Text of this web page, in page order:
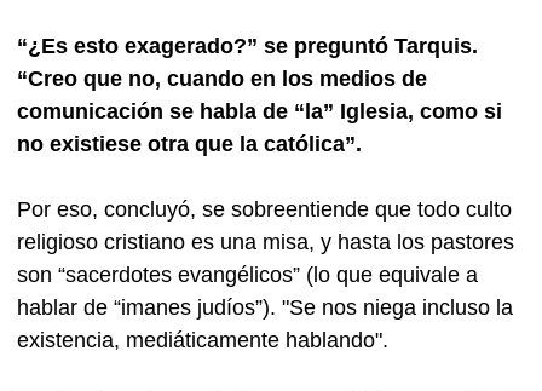
“¿Es esto exagerado?” se preguntó Tarquis.
“Creo que no, cuando en los medios de
comunicación se habla de “la” Iglesia, como si
no existiese otra que la católica”.
Por eso, concluyó, se sobreentiende que todo culto
religioso cristiano es una misa, y hasta los pastores
son “sacerdotes evangélicos” (lo que equivale a
hablar de “imanes judíos”). "Se nos niega incluso la
existencia, mediáticamente hablando".